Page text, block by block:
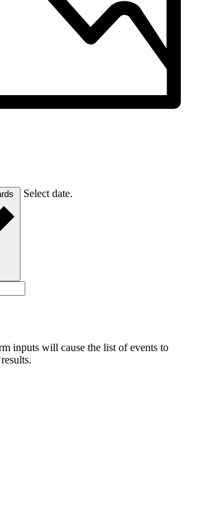
Select date.
inputs will cause the list of events to